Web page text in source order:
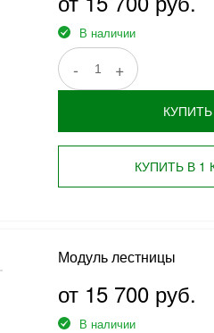
В наличии
- +
КУПИТЬ
КУПИТЬ В 1
Модуль лестницы
от 15 700 руб.
В наличии